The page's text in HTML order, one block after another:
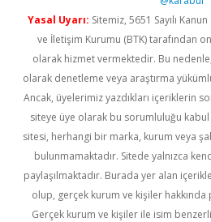
Yasal Uyarı: Sitemiz, 5651 Sayılı
ve İletişim Kurumu (BTK) tarafından
olarak hizmet vermektedir. Bu
olarak denetleme veya araştırma
Ancak, üyelerimiz yazdıkları içeriklerin
siteye üye olarak bu sorumluluğu kabul
sitesi, herhangi bir marka, kurum veya
bulunmamaktadır. Sitede yalnızca
paylaşılmaktadır. Burada yer alan
olup, gerçek kurum ve kişiler hakkında
Gerçek kurum ve kişiler ile isim